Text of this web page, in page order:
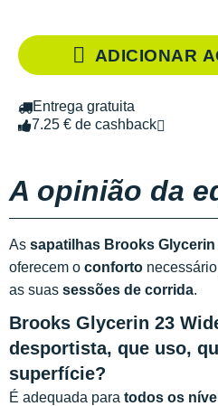
ADICIONAR
Entrega gratuita
7.25 € de cashback
A opinião da
As sapatilhas Brooks Glycerin
oferecem o conforto
as suas sessões de corrida.
Brooks Glycerin 23
desportista, que uso,
superfície?
É adequada para todos os